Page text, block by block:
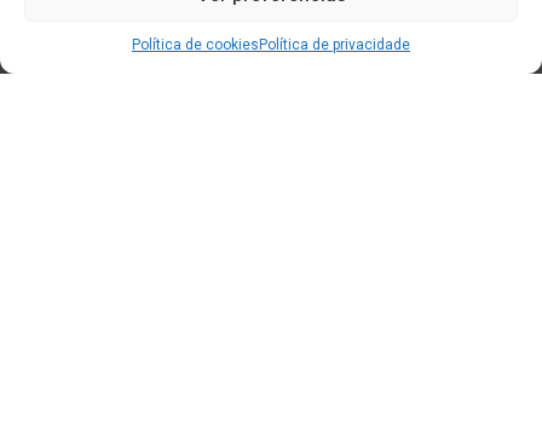
Política de cookies Política de privacidade